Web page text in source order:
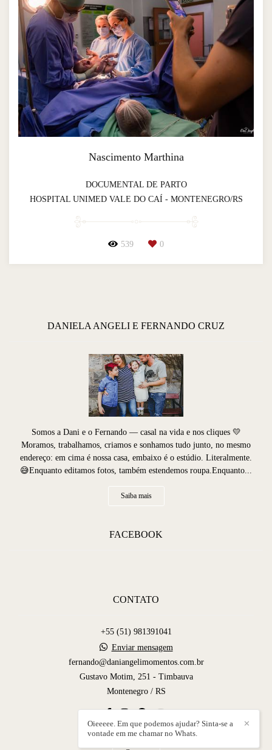
Nascimento Marthina
DOCUMENTAL DE PARTO
HOSPITAL UNIMED VALE DO CAÍ - MONTENEGRO/RS
539 0
DANIELA ANGELI E FERNANDO CRUZ
Somos a Dani e o Fernando — casal na vida e nos cliques 💛
Moramos, trabalhamos, criamos e sonhamos tudo junto, no mesmo
endereço: em cima é nossa casa, embaixo é o estúdio. Literalmente.
😅Enquanto editamos fotos, também estendemos roupa.Enquanto...
Saiba mais
FACEBOOK
CONTATO
+55 (51) 981391041
Enviar mensagem
fernando@daniangelimomentos.com.br
Gustavo Motim, 251 - Timbauva
Montenegro / RS
✕
Oieeeee. Em que podemos ajudar? Sinta-se a
vontade em me chamar no Whats.